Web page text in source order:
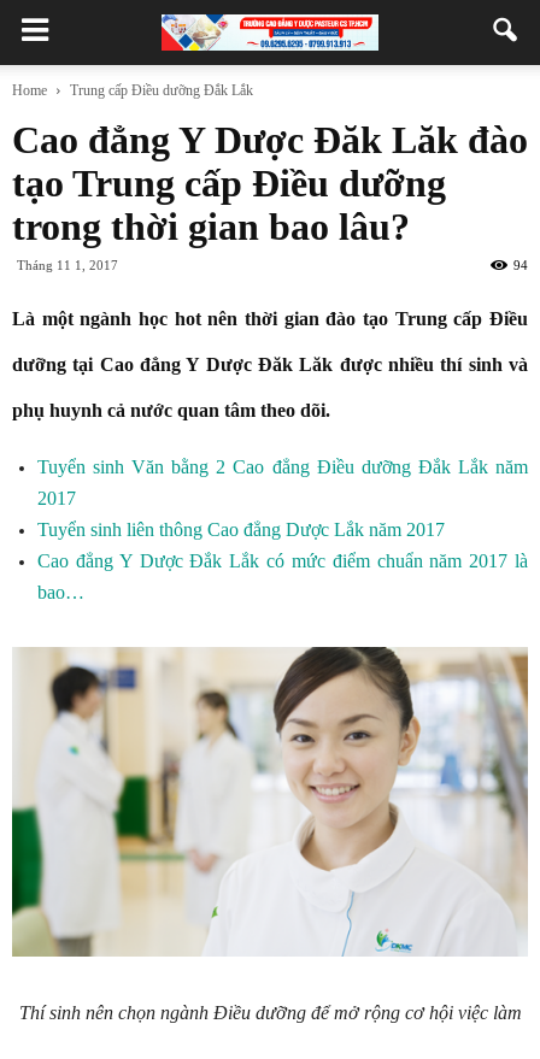
Home Trung cấp Điều dưỡng Đắk Lắk
Cao đẳng Y Dược Đăk Lăk đào
tạo Trung cấp Điều dưỡng
trong thời gian bao lâu?
Tháng 11 1, 2017 94
Là một ngành học hot nên thời gian đào tạo Trung cấp Điều
dưỡng tại Cao đẳng Y Dược Đăk Lăk được nhiều thí sinh và
phụ huynh cả nước quan tâm theo dõi.
Tuyển sinh Văn bằng 2 Cao đẳng Điều dưỡng Đắk Lắk năm
2017
Tuyển sinh liên thông Cao đẳng Dược Lắk năm 2017
Cao đẳng Y Dược Đắk Lắk có mức điểm chuẩn năm 2017 là
bao…
Thí sinh nên chọn ngành Điều dưỡng để mở rộng cơ hội việc làm